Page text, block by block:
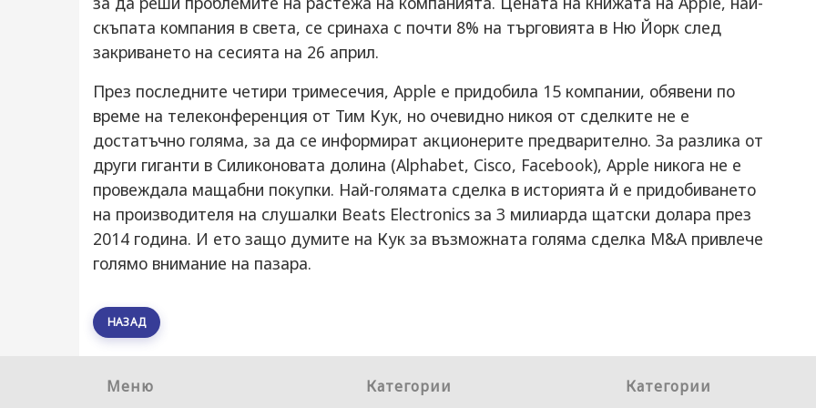
скъпата компания в света, се сринаха с почти 8% на търговията в Ню Йорк след
закриването на сесията на 26 април.
През последните четири тримесечия, Apple е придобила 15 компании, обявени по
време на телеконференция от Тим Кук, но очевидно никоя от сделките не е
достатъчно голяма, за да се информират акционерите предварително. За разлика от
други гиганти в Силиконовата долина (Alphabet, Cisco, Facebook), Apple никога не е
провеждала мащабни покупки. Най-голямата сделка в историята й е придобиването
на производителя на слушалки Beats Electronics за 3 милиарда щатски долара през
2014 година. И ето защо думите на Кук за възможната голяма сделка M&A привлече
голямо внимание на пазара.
НАЗАД
Меню Категории Категории